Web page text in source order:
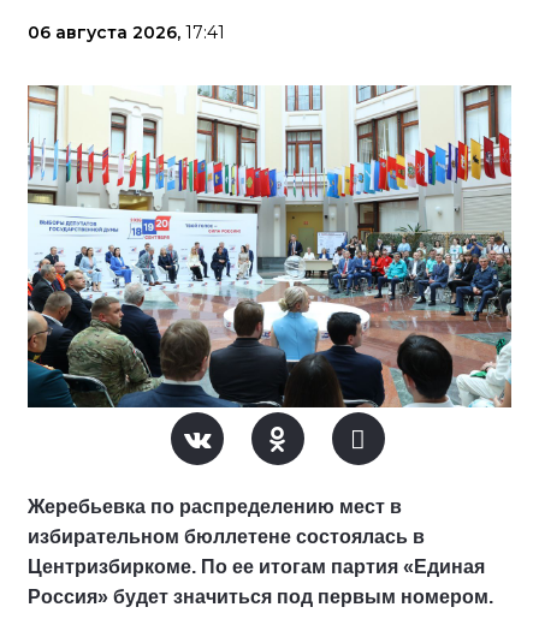
06 августа 2026, 17:41
Жеребьевка по распределению мест в
избирательном бюллетене состоялась в
Центризбиркоме. По ее итогам партия «Единая
Россия» будет значиться под первым номером.